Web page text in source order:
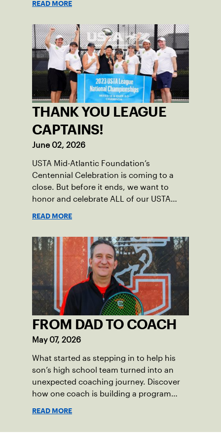
READ MORE
THANK YOU LEAGUE
CAPTAINS!
June 02, 2026
USTA Mid-Atlantic Foundation’s
Centennial Celebration is coming to a
close. But before it ends, we want to
honor and celebrate ALL of our USTA
community among adult players, but they
also ensure tennis in our region remains
vibrant and strong.
READ MORE
FROM DAD TO COACH
May 07, 2026
What started as stepping in to help his
son’s high school team turned into an
unexpected coaching journey. Discover
how one coach is building a program
READ MORE